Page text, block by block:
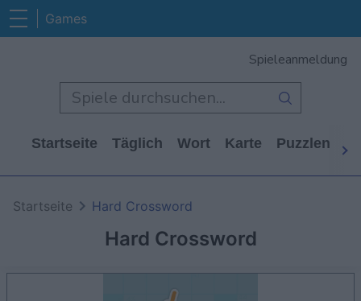
Games
Spieleanmeldung
Startseite Täglich Wort Karte Puzzlen
Hard Crossword
Startseite Hard Crossword